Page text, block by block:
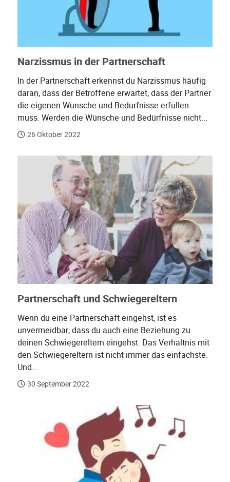
Narzissmus in der Partnerschaft
In der Partnerschaft erkennst du Narzissmus häufig
daran, dass der Betroffene erwartet, dass der Partner
die eigenen Wünsche und Bedürfnisse erfüllen
muss. Werden die Wünsche und Bedürfnisse nicht...
26 Oktober 2022
Partnerschaft und Schwiegereltern
Wenn du eine Partnerschaft eingehst, ist es
unvermeidbar, dass du auch eine Beziehung zu
deinen Schwiegereltern eingehst. Das Verhältnis mit
den Schwiegereltern ist nicht immer das einfachste.
Und...
30 September 2022